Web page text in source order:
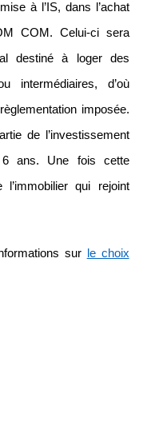
à l’IS, dans l’achat
COM. Celui-ci sera
destiné à loger des
intermédiaires, d’où
imposée.
de l’investissement
ans. Une fois cette
l’immobilier qui rejoint
sur
le choix